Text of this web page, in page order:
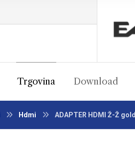
Trgovina Download
Hdmi ADAPTER HDMI Ž-Ž gold